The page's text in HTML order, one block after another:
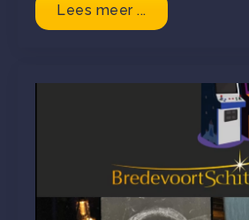
Lees meer ...